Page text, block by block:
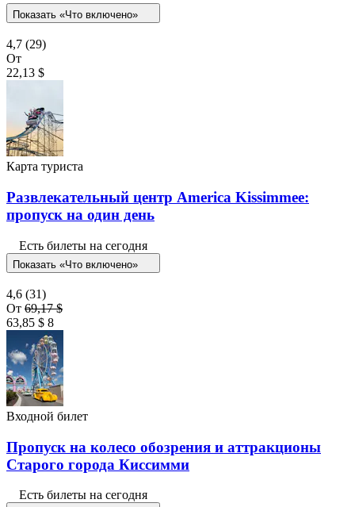
Показать «Что включено»
4,7 (29)
От
22,13 $
Карта туриста
Развлекательный центр America Kissimmee:
пропуск на один день
Есть билеты на сегодня
Показать «Что включено»
4,6 (31)
От 69,17 $
63,85 $ 8
Входной билет
Пропуск на колесо обозрения и аттракционы
Старого города Киссимми
Есть билеты на сегодня